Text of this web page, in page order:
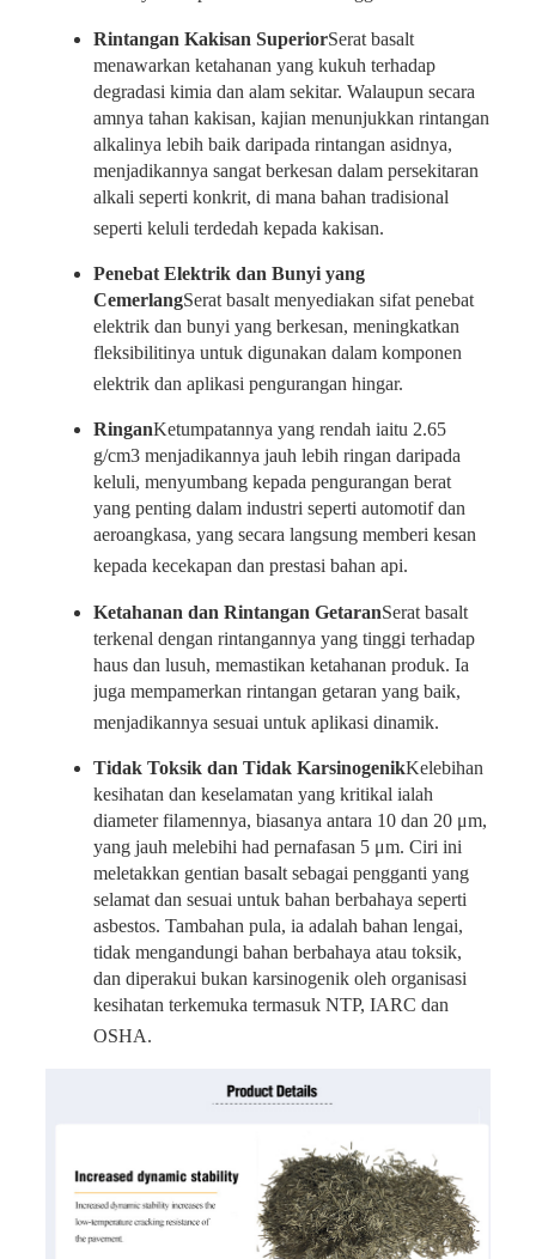
Rintangan Kakisan SuperiorSerat basalt
menawarkan ketahanan yang kukuh terhadap
degradasi kimia dan alam sekitar. Walaupun secara
amnya tahan kakisan, kajian menunjukkan rintangan
alkalinya lebih baik daripada rintangan asidnya,
menjadikannya sangat berkesan dalam persekitaran
alkali seperti konkrit, di mana bahan tradisional
seperti keluli terdedah kepada kakisan.
Penebat Elektrik dan Bunyi yang
CemerlangSerat basalt menyediakan sifat penebat
elektrik dan bunyi yang berkesan, meningkatkan
fleksibilitinya untuk digunakan dalam komponen
elektrik dan aplikasi pengurangan hingar.
RinganKetumpatannya yang rendah iaitu 2.65
g/cm3 menjadikannya jauh lebih ringan daripada
keluli, menyumbang kepada pengurangan berat
yang penting dalam industri seperti automotif dan
aeroangkasa, yang secara langsung memberi kesan
kepada kecekapan dan prestasi bahan api.
Ketahanan dan Rintangan GetaranSerat basalt
terkenal dengan rintangannya yang tinggi terhadap
haus dan lusuh, memastikan ketahanan produk. Ia
juga mempamerkan rintangan getaran yang baik,
menjadikannya sesuai untuk aplikasi dinamik.
Tidak Toksik dan Tidak KarsinogenikKelebihan
kesihatan dan keselamatan yang kritikal ialah
diameter filamennya, biasanya antara 10 dan 20 μm,
yang jauh melebihi had pernafasan 5 μm. Ciri ini
meletakkan gentian basalt sebagai pengganti yang
selamat dan sesuai untuk bahan berbahaya seperti
asbestos. Tambahan pula, ia adalah bahan lengai,
tidak mengandungi bahan berbahaya atau toksik,
dan diperakui bukan karsinogenik oleh organisasi
kesihatan terkemuka termasuk NTP, IARC dan
OSHA.